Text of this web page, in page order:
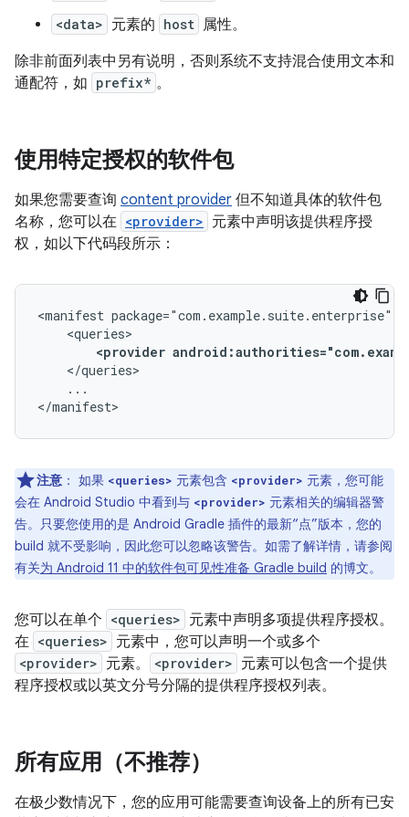
<data> 元素的 host 属性。
除非前面列表中另有说明，否则系统不支持混合使用文本和
通配符，如 prefix* 。
使用特定授权的软件包
如果您需要查询 content provider 但不知道具体的软件包
名称，您可以在 <provider> 元素中声明该提供程序授
权，如以下代码段所示：
<manifest
<provider
...
</manifest>
注意 ： 如果 <queries> 元素包含 <provider> 元素，您可能
会在 Android Studio 中看到与 <provider> 元素相关的编辑器警
告。只要您使用的是 Android Gradle 插件的最新“点”版本，您的
build 就不受影响，因此您可以忽略该警告。如需了解详情，请参阅
有关为 Android 11 中的软件包可见性准备 Gradle build 的博文。
您可以在单个 <queries> 元素中声明多项提供程序授权。
在 <queries> 元素中，您可以声明一个或多个
<provider> 元素。 <provider> 元素可以包含一个提供
程序授权或以英文分号分隔的提供程序授权列表。
所有应用（不推荐）
在极少数情况下，您的应用可能需要查询设备上的所有已安